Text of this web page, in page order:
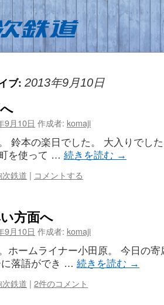
ブ: 2013年9月10日
9月10日 作成者: komaji
鈴本の楽日でした。 大入りでし
を使って … 続きを読む →
次鉄道 | コメントする
方面へ
9月10日 作成者: komaji
ホームライナー小田原。 今日の寄
落語ができ … 続きを読む →
次鉄道 | 2件のコメント